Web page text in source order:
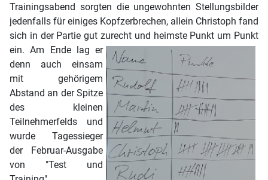
Trainingsabend sorgten die ungewohnten Stellungsbilder
jedenfalls für einiges Kopfzerbrechen, allein Christoph fand
sich in der Partie gut zurecht und heimste Punkt um Punkt
ein.Am Ende lag er
denn auch einsam
mit gehörigem
Abstand an der Spitze
des kleinen
Teilnehmerfelds und
wurde Tagessieger
der Februar-Ausgabe
von "Test und